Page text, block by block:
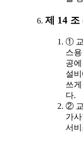
제 14 조
① 교
스
공
설
쓰
다.
② 교
가
서